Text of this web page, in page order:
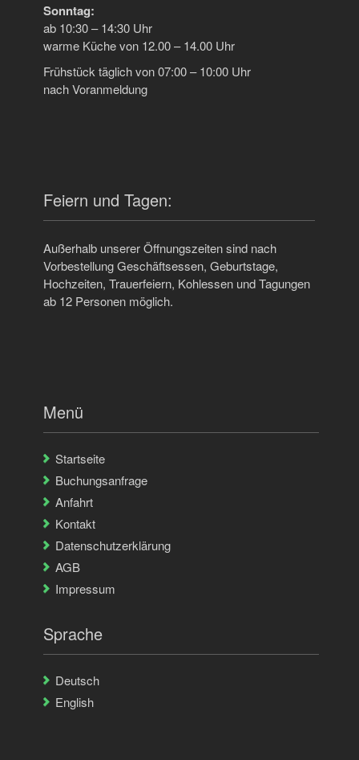
Sonntag:
ab 10:30 – 14:30 Uhr
warme Küche von 12.00 – 14.00 Uhr
Frühstück täglich von 07:00 – 10:00 Uhr
nach Voranmeldung
Feiern und Tagen:
Außerhalb unserer Öffnungszeiten sind nach
Vorbestellung Geschäftsessen, Geburtstage,
Hochzeiten, Trauerfeiern, Kohlessen und Tagungen
ab 12 Personen möglich.
Menü
Startseite
Buchungsanfrage
Anfahrt
Kontakt
Datenschutzerklärung
AGB
Impressum
Sprache
Deutsch
English